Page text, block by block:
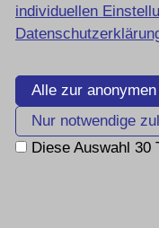
individuellen
Alle zur
Nur notwendige
Diese Auswahl 30